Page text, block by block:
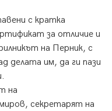
с кратка
за отличие и
на Перник, с
делата им, да ги пази
на
секретарят на